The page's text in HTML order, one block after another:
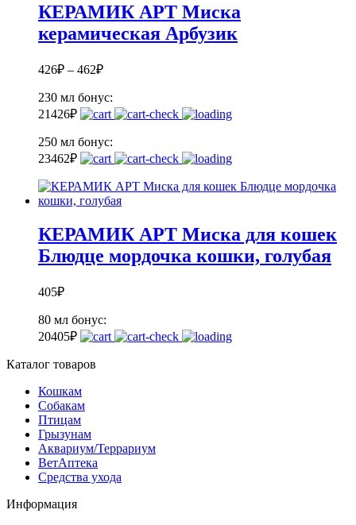
КЕРАМИК АРТ Миска
керамическая Арбузик
426₽ – 462₽
230 мл бонус:
21426₽
250 мл бонус:
23462₽
КЕРАМИК АРТ Миска для кошек
Блюдце мордочка кошки, голубая
405₽
80 мл бонус:
20405₽
Каталог товаров
Кошкам
Собакам
Птицам
Грызунам
Аквариум/Террариум
ВетАптека
Средства ухода
Информация